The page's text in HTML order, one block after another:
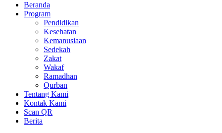
Beranda
Program
Pendidikan
Kesehatan
Kemanusiaan
Sedekah
Zakat
Wakaf
Ramadhan
Qurban
Tentang Kami
Kontak Kami
Scan QR
Berita